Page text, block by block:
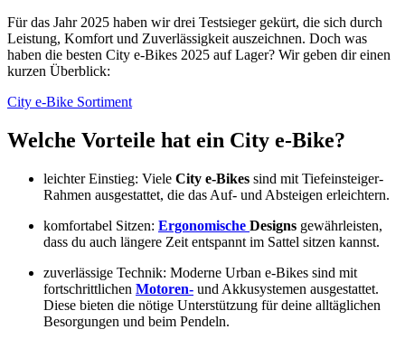
Für das Jahr 2025 haben wir drei Testsieger gekürt, die sich durch
Leistung, Komfort und Zuverlässigkeit auszeichnen. Doch was
haben die besten City e-Bikes 2025 auf Lager? Wir geben dir einen
kurzen Überblick:
City e-Bike Sortiment
Welche Vorteile hat ein City e-Bike?
leichter Einstieg: Viele City e-Bikes sind mit Tiefeinsteiger-
Rahmen ausgestattet, die das Auf- und Absteigen erleichtern.
komfortabel Sitzen: Ergonomische Designs gewährleisten,
dass du auch längere Zeit entspannt im Sattel sitzen kannst.
zuverlässige Technik: Moderne Urban e-Bikes sind mit
fortschrittlichen Motoren- und Akkusystemen ausgestattet.
Diese bieten die nötige Unterstützung für deine alltäglichen
Besorgungen und beim Pendeln.